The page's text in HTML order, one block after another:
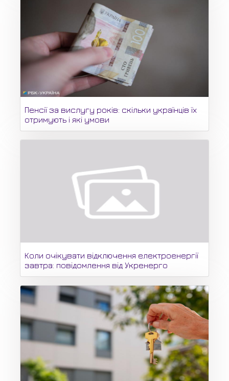
Пенсії за вислугу років: скільки українців їх
отримують і які умови
Коли очікувати відключення електроенергії
завтра: повідомлення від Укренерго